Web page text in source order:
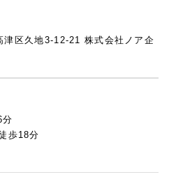
ますが、年齢差を感じるような
ています。
どない。昔ながらの職人気質み
区久地3-12-21 株式会社ノア企
分
歩18分